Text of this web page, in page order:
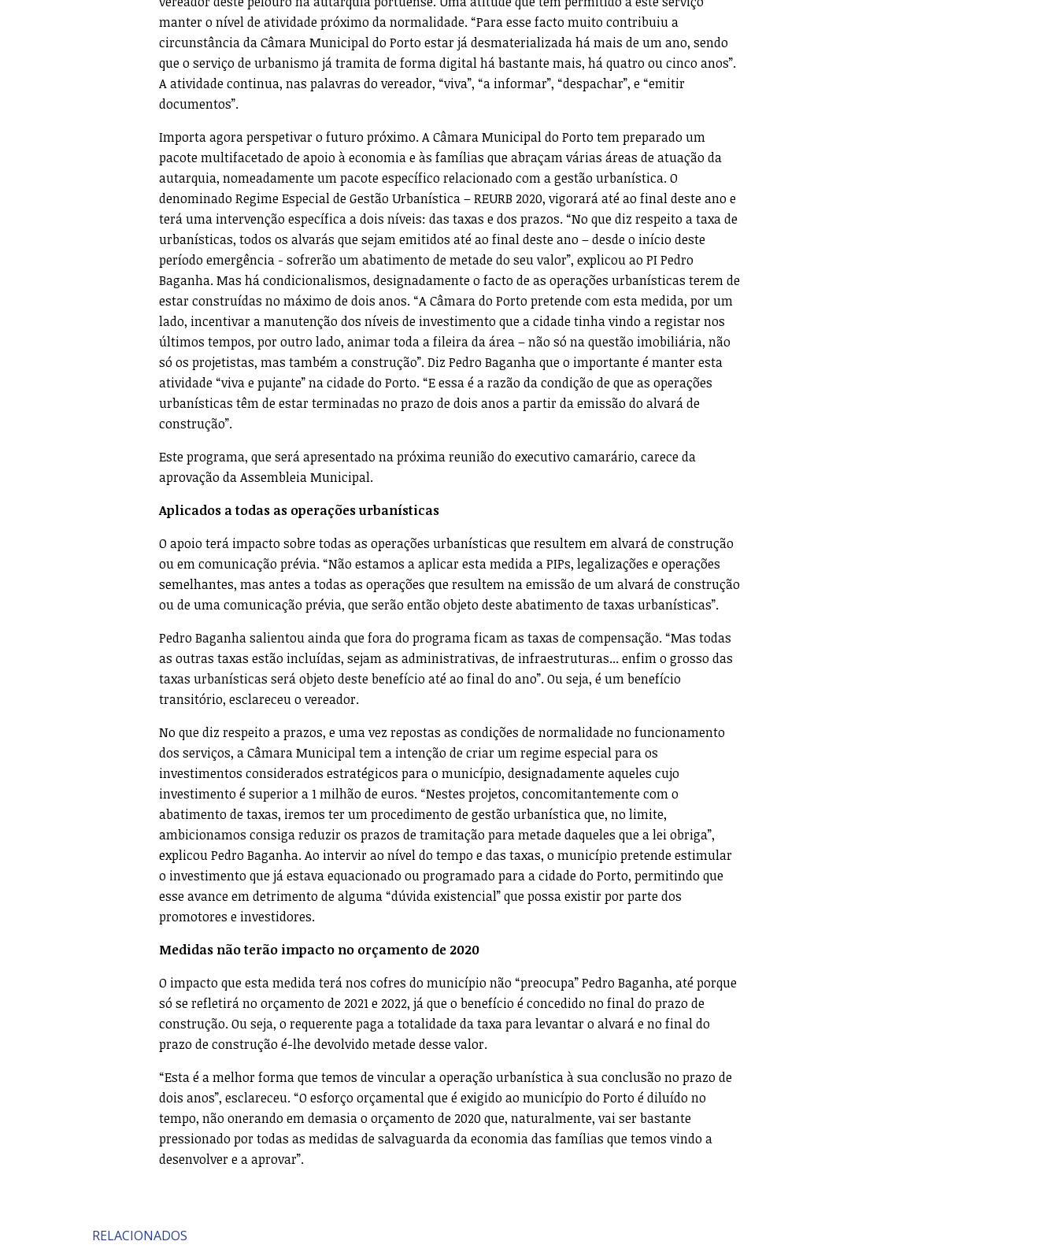
manter o nível de atividade próximo da normalidade. “Para esse facto muito contribuiu a
circunstância da Câmara Municipal do Porto estar já desmaterializada há mais de um ano, sendo
que o serviço de urbanismo já tramita de forma digital há bastante mais, há quatro ou cinco anos”.
A atividade continua, nas palavras do vereador, “viva”, “a informar”, “despachar”, e “emitir
documentos”.
Importa agora perspetivar o futuro próximo. A Câmara Municipal do Porto tem preparado um
pacote multifacetado de apoio à economia e às famílias que abraçam várias áreas de atuação da
autarquia, nomeadamente um pacote específico relacionado com a gestão urbanística. O
denominado Regime Especial de Gestão Urbanística – REURB 2020, vigorará até ao final deste ano e
terá uma intervenção específica a dois níveis: das taxas e dos prazos. “No que diz respeito a taxa de
urbanísticas, todos os alvarás que sejam emitidos até ao final deste ano – desde o início deste
período emergência - sofrerão um abatimento de metade do seu valor”, explicou ao PI Pedro
Baganha. Mas há condicionalismos, designadamente o facto de as operações urbanísticas terem de
estar construídas no máximo de dois anos. “A Câmara do Porto pretende com esta medida, por um
lado, incentivar a manutenção dos níveis de investimento que a cidade tinha vindo a registar nos
últimos tempos, por outro lado, animar toda a fileira da área – não só na questão imobiliária, não
só os projetistas, mas também a construção”. Diz Pedro Baganha que o importante é manter esta
atividade “viva e pujante” na cidade do Porto. “E essa é a razão da condição de que as operações
urbanísticas têm de estar terminadas no prazo de dois anos a partir da emissão do alvará de
construção”.
Este programa, que será apresentado na próxima reunião do executivo camarário, carece da
aprovação da Assembleia Municipal.
Aplicados a todas as operações urbanísticas
O apoio terá impacto sobre todas as operações urbanísticas que resultem em alvará de construção
ou em comunicação prévia. “Não estamos a aplicar esta medida a PIPs, legalizações e operações
semelhantes, mas antes a todas as operações que resultem na emissão de um alvará de construção
ou de uma comunicação prévia, que serão então objeto deste abatimento de taxas urbanísticas”.
Pedro Baganha salientou ainda que fora do programa ficam as taxas de compensação. “Mas todas
as outras taxas estão incluídas, sejam as administrativas, de infraestruturas... enfim o grosso das
taxas urbanísticas será objeto deste benefício até ao final do ano”. Ou seja, é um benefício
transitório, esclareceu o vereador.
No que diz respeito a prazos, e uma vez repostas as condições de normalidade no funcionamento
dos serviços, a Câmara Municipal tem a intenção de criar um regime especial para os
investimentos considerados estratégicos para o município, designadamente aqueles cujo
investimento é superior a 1 milhão de euros. “Nestes projetos, concomitantemente com o
abatimento de taxas, iremos ter um procedimento de gestão urbanística que, no limite,
ambicionamos consiga reduzir os prazos de tramitação para metade daqueles que a lei obriga”,
explicou Pedro Baganha. Ao intervir ao nível do tempo e das taxas, o município pretende estimular
o investimento que já estava equacionado ou programado para a cidade do Porto, permitindo que
esse avance em detrimento de alguma “dúvida existencial” que possa existir por parte dos
promotores e investidores.
Medidas não terão impacto no orçamento de 2020
O impacto que esta medida terá nos cofres do município não “preocupa” Pedro Baganha, até porque
só se refletirá no orçamento de 2021 e 2022, já que o benefício é concedido no final do prazo de
construção. Ou seja, o requerente paga a totalidade da taxa para levantar o alvará e no final do
prazo de construção é-lhe devolvido metade desse valor.
“Esta é a melhor forma que temos de vincular a operação urbanística à sua conclusão no prazo de
dois anos”, esclareceu. “O esforço orçamental que é exigido ao município do Porto é diluído no
tempo, não onerando em demasia o orçamento de 2020 que, naturalmente, vai ser bastante
pressionado por todas as medidas de salvaguarda da economia das famílias que temos vindo a
desenvolver e a aprovar”.
RELACIONADOS